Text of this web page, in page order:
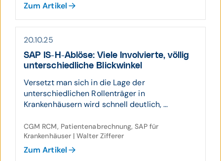
Zum Artikel
20.10.25
SAP IS-H-Ablöse: Viele Involvierte, völlig
unter­schied­liche Blick­winkel
Versetzt man sich in die Lage der
unterschiedlichen Rollenträger in
Krankenhäusern wird schnell deutlich, ...
CGM RCM, Patientenabrechnung, SAP für
Krankenhäuser | Walter Zifferer
Zum Artikel